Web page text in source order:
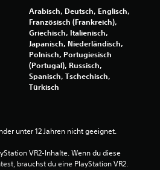
Arabisch, Deutsch, Englisch,
Französisch (Frankreich),
Griechisch, Italienisch,
Japanisch, Niederländisch,
Polnisch, Portugiesisch
(Portugal), Russisch,
Spanisch, Tschechisch,
Türkisch
unter 12 Jahren nicht geeignet.
VR2-Inhalte. Wenn du diese
brauchst du eine PlayStation VR2.